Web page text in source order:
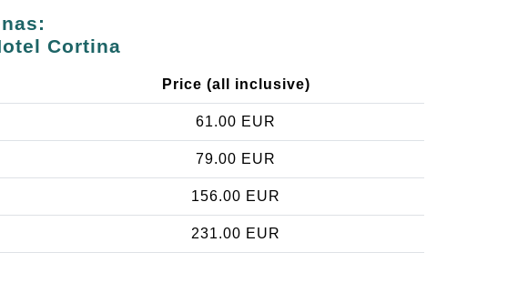
Cortina
Price (all inclusive)
61.00 EUR
79.00 EUR
156.00 EUR
231.00 EUR